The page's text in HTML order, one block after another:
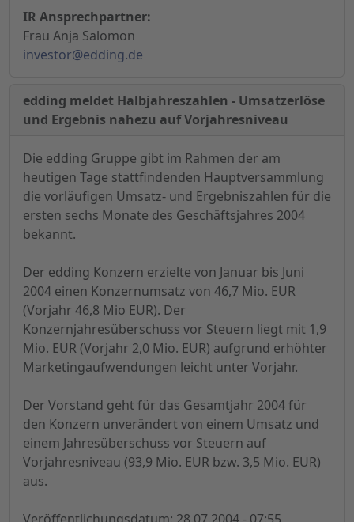
IR Ansprechpartner:
Frau Anja Salomon
investor@edding.de
edding meldet Halbjahreszahlen - Umsatzerlöse
und Ergebnis nahezu auf Vorjahresniveau
Die edding Gruppe gibt im Rahmen der am
heutigen Tage stattfindenden Hauptversammlung
die vorläufigen Umsatz- und Ergebniszahlen für die
ersten sechs Monate des Geschäftsjahres 2004
bekannt.
Der edding Konzern erzielte von Januar bis Juni
2004 einen Konzernumsatz von 46,7 Mio. EUR
(Vorjahr 46,8 Mio EUR). Der
Konzernjahresüberschuss vor Steuern liegt mit 1,9
Mio. EUR (Vorjahr 2,0 Mio. EUR) aufgrund erhöhter
Marketingaufwendungen leicht unter Vorjahr.
Der Vorstand geht für das Gesamtjahr 2004 für
den Konzern unverändert von einem Umsatz und
einem Jahresüberschuss vor Steuern auf
Vorjahresniveau (93,9 Mio. EUR bzw. 3,5 Mio. EUR)
aus.